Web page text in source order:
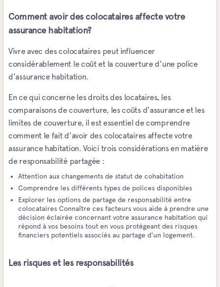
Comment avoir des colocataires affecte votre
assurance habitation?
Vivre avec des colocataires peut influencer
considérablement le coût et la couverture d'une police
d'assurance habitation.
En ce qui concerne les droits des locataires, les
comparaisons de couverture, les coûts d'assurance et les
limites de couverture, il est essentiel de comprendre
comment le fait d'avoir des colocataires affecte votre
assurance habitation. Voici trois considérations en matière
de responsabilité partagée :
Attention aux changements de statut de cohabitation
Comprendre les différents types de polices disponibles
Explorer les options de partage de responsabilité entre
colocataires Connaître ces facteurs vous aide à prendre une
décision éclairée concernant votre assurance habitation qui
répond à vos besoins tout en vous protégeant des risques
financiers potentiels associés au partage d'un logement.
Les risques et les responsabilités